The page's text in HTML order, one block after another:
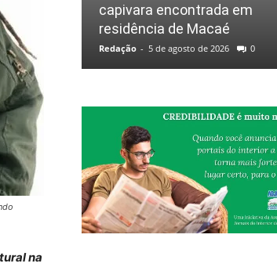
na
capivara encontrada em
residência de Macaé
Redação - 5 de agosto de 2026 0